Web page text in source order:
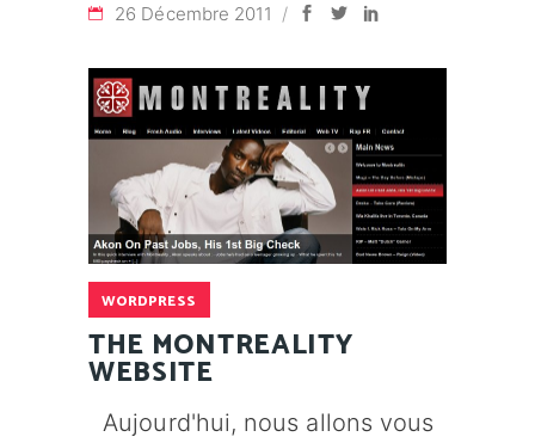
26 Décembre 2011
WORDPRESS
THE MONTREALITY
WEBSITE
Aujourd'hui, nous allons vous